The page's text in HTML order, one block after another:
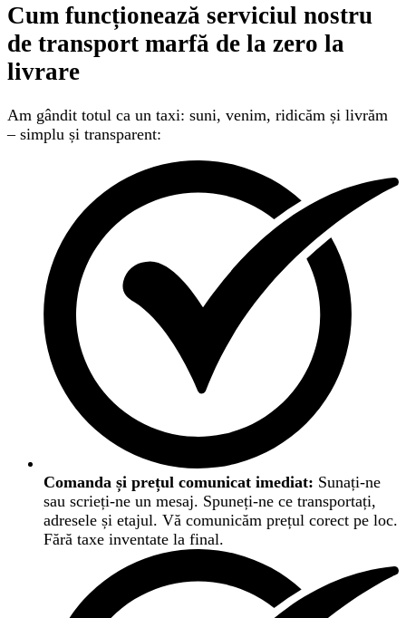
Cum funcționează serviciul nostru
de transport marfă de la zero la
livrare
Am gândit totul ca un taxi: suni, venim, ridicăm și livrăm
– simplu și transparent:
Comanda și prețul comunicat imediat: Sunați-ne
sau scrieți-ne un mesaj. Spuneți-ne ce transportați,
adresele și etajul. Vă comunicăm prețul corect pe loc.
Fără taxe inventate la final.